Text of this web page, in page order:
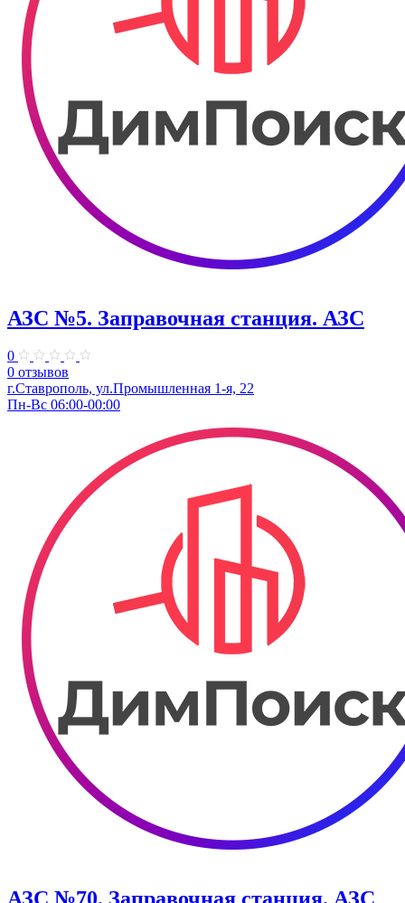
АЗС №5. Заправочная станция. АЗС
0
0 отзывов
г.Ставрополь, ул.Промышленная 1-я, 22
Пн-Вс 06:00-00:00